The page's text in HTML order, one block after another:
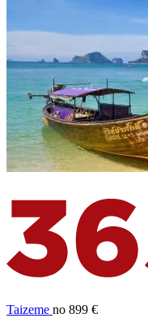
Taizeme no 899 €